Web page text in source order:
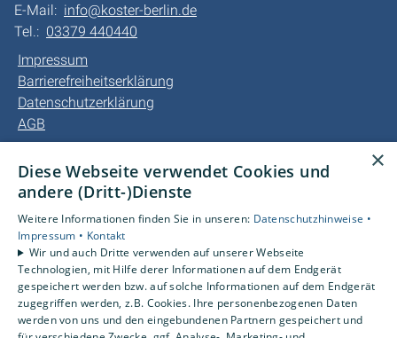
E-Mail: info@koster-berlin.de
Tel.: 03379 440440
Impressum
Barrierefreiheitserklärung
Datenschutzerklärung
AGB
Unsere Bereiche
Privatkunden
Kundendienst
Karriere
Unternehmen
Kontakt
×
Diese Webseite verwendet Cookies und
andere (Dritt-)Dienste
Weitere Informationen finden Sie in unseren: Datenschutzhinweise •
Impressum • Kontakt
Wir und auch Dritte verwenden auf unserer Webseite
Technologien, mit Hilfe derer Informationen auf dem Endgerät
gespeichert werden bzw. auf solche Informationen auf dem Endgerät
zugegriffen werden, z.B. Cookies. Ihre personenbezogenen Daten
werden von uns und den eingebundenen Partnern gespeichert und